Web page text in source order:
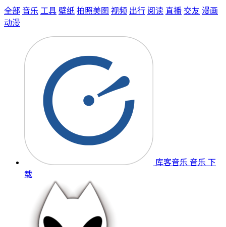
全部 音乐 工具 壁纸 拍照美图 视频 出行 阅读 直播 交友 漫画
动漫
库客音乐 音乐 下
载